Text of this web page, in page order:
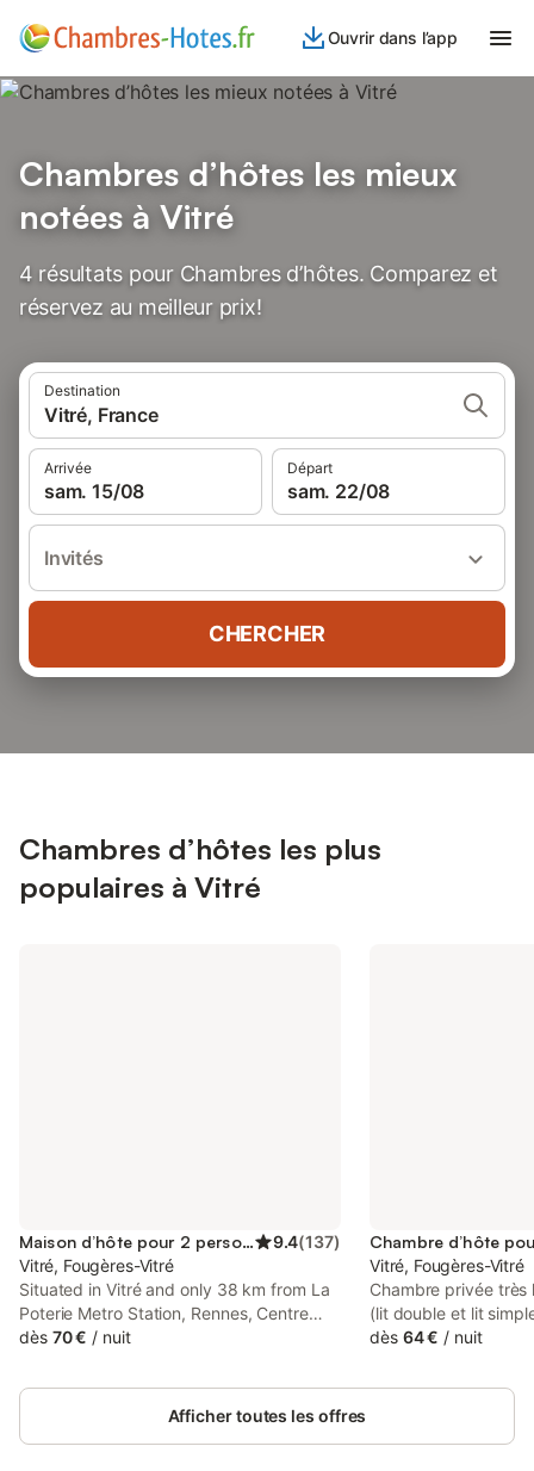
Ouvrir dans l’app
Chambres d’hôtes les mieux
notées à Vitré
4 résultats pour Chambres d’hôtes. Comparez et
réservez au meilleur prix!
Destination
Vitré, France
Arrivée
sam. 15/08
Départ
sam. 22/08
Invités
CHERCHER
Chambres d’hôtes les plus
populaires à Vitré
Maison d’hôte pour 2 personnes 9.4(137)
Vitré, Fougères-Vitré
Situated in Vitré and only 38 km from La
Poterie Metro Station, Rennes, Centre
historique de Vitré avec garage features
free WiFi and free private parking.
dès 70 € / nuit
Chambre d’hôte
Vitré, Fougères-Vitré
Chambre privée très
(lit double et lit
gamme+ espaces
bain à partager
dès 64 € / nuit
Afficher toutes les offres